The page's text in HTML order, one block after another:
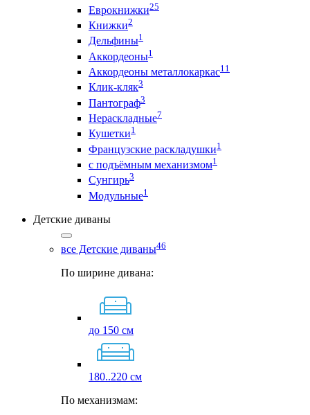
Еврокнижки25
Книжки2
Дельфины1
Аккордеоны1
Аккордеоны металлокаркас11
Клик-кляк3
Пантограф3
Нераскладные7
Кушетки1
Французские раскладушки1
с подъёмным механизмом1
Сунгирь3
Модульные1
Детские диваны
все Детские диваны46
По ширине дивана:
до 150 см
180..220 см
По механизмам: